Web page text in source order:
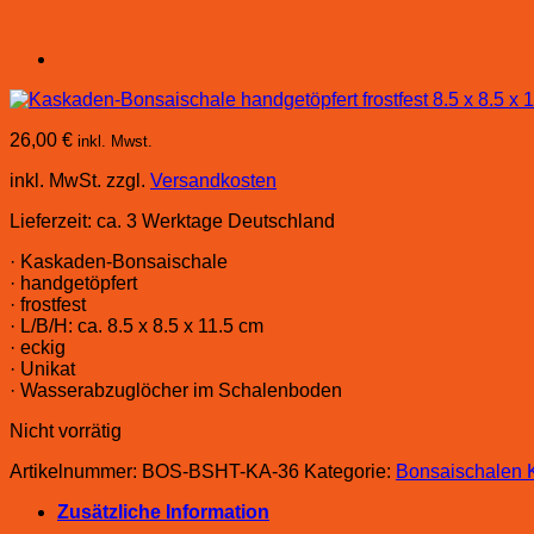
26,00 € inkl. Mwst.
inkl. MwSt. zzgl. Versandkosten
Lieferzeit: ca. 3 Werktage Deutschland
· Kaskaden-Bonsaischale
· handgetöpfert
· frostfest
· L/B/H: ca. 8.5 x 8.5 x 11.5 cm
· eckig
· Unikat
· Wasserabzuglöcher im Schalenboden
Nicht vorrätig
Artikelnummer: BOS-BSHT-KA-36 Kategorie: Bonsaischalen
Zusätzliche Information